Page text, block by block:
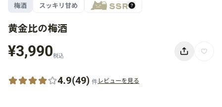
梅酒 スッキリ甘め
黄金比の梅酒
¥3,990税込
4.9(49) 件レビューを見る